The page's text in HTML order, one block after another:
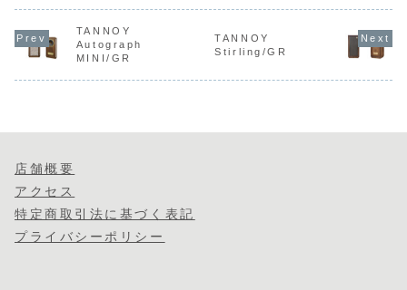
TANNOY
Autograph
MINI/GR
TANNOY
Stirling/GR
店舗概要
アクセス
特定商取引法に基づく表記
プライバシーポリシー